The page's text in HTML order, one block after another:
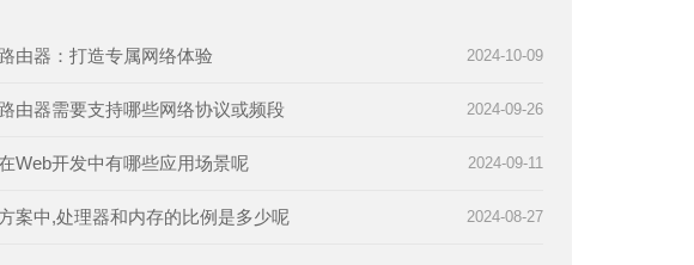
2024-10-09
由器：打造专属网络体验
2024-09-26
由器需要支持哪些网络协议或频段
2024-09-11
Web开发中有哪些应用场景呢
2024-08-27
案中,处理器和内存的比例是多少呢